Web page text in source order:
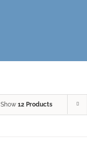
Show 12 Products